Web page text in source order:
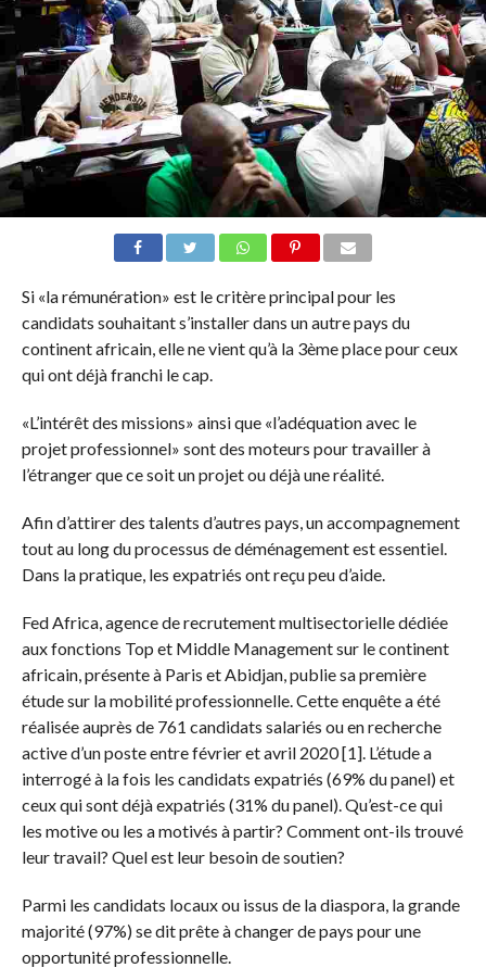
Si «la rémunération» est le critère principal pour les
candidats souhaitant s’installer dans un autre pays du
continent africain, elle ne vient qu’à la 3ème place pour ceux
qui ont déjà franchi le cap.
«L’intérêt des missions» ainsi que «l’adéquation avec le
projet professionnel» sont des moteurs pour travailler à
l’étranger que ce soit un projet ou déjà une réalité.
Afin d’attirer des talents d’autres pays, un accompagnement
tout au long du processus de déménagement est essentiel.
Dans la pratique, les expatriés ont reçu peu d’aide.
Fed Africa, agence de recrutement multisectorielle dédiée
aux fonctions Top et Middle Management sur le continent
africain, présente à Paris et Abidjan, publie sa première
étude sur la mobilité professionnelle. Cette enquête a été
réalisée auprès de 761 candidats salariés ou en recherche
active d’un poste entre février et avril 2020 [1]. L’étude a
interrogé à la fois les candidats expatriés (69% du panel) et
ceux qui sont déjà expatriés (31% du panel). Qu’est-ce qui
les motive ou les a motivés à partir? Comment ont-ils trouvé
leur travail? Quel est leur besoin de soutien?
Parmi les candidats locaux ou issus de la diaspora, la grande
majorité (97%) se dit prête à changer de pays pour une
opportunité professionnelle.